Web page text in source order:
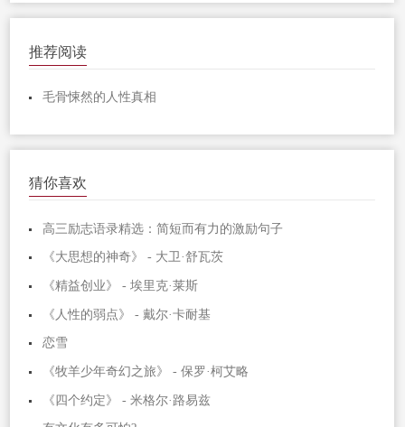
推荐阅读
毛骨悚然的人性真相
猜你喜欢
高三励志语录精选：简短而有力的激励句子
《大思想的神奇》 - 大卫·舒瓦茨
《精益创业》 - 埃里克·莱斯
《人性的弱点》 - 戴尔·卡耐基
恋雪
《牧羊少年奇幻之旅》 - 保罗·柯艾略
《四个约定》 - 米格尔·路易兹